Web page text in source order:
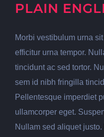
PLAIN
Morbi vestibulum urna
efficitur urna tempor.
tincidunt ac sed tortor.
sem id nibh fringilla
Pellentesque imperdiet
ullamcorper eget.
Nullam sed aliquet